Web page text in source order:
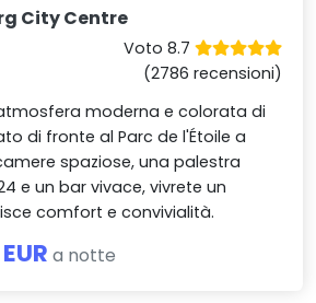
City Centre
Voto 8.7
(2786 recensioni)
moderna e colorata di
di fronte al Parc de l'Étoile a
spaziose, una palestra
e un bar vivace, vivrete un
comfort e convivialità.
a notte